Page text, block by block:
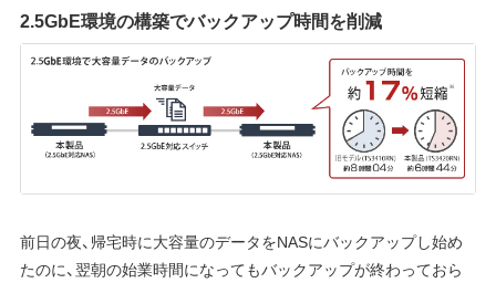
2.5GbE環境の構築でバックアップ時間を削減
前日の夜、帰宅時に大容量のデータをNASにバックアップし始め
たのに、翌朝の始業時間になってもバックアップが終わっておら